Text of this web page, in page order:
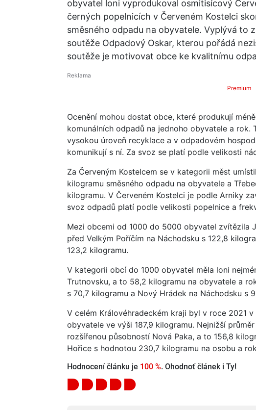
obyvatel loni vyprodukoval osmitisícový
černých popelnicích v Červeném Kostelci
směsného odpadu na obyvatele. Vyplývá to
soutěže Odpadový Oskar, kterou pořádá
soutěže je motivovat obce ke kvalitnímu
Premium
Ocenění mohou dostat obce, které produkují
komunálních odpadů na jednoho obyvatele a
vysokou úroveň recyklace a v odpadovém
komunikují s ní. Za svoz se platí podle velikosti
Za Červeným Kostelcem se v kategorii měst
kilogramu směsného odpadu na obyvatele a
kilogramu. V Červeném Kostelci je podle Arniky
svoz odpadů platí podle velikosti popelnice a
Mezi obcemi od 1000 do 5000 obyvatel zvítězila
před Velkým Poříčím na Náchodsku s 122,8
123,2 kilogramu.
V kategorii obcí do 1000 obyvatel měla loni
Trutnovsku, a to 58,2 kilogramu na obyvatele a
s 70,7 kilogramu a Nový Hrádek na Náchodsku s
V celém Královéhradeckém kraji byl v roce 2021
obyvatele ve výši 187,9 kilogramu. Nejnižší
rozšířenou působností Nová Paka, a to 156,8
Hořice s hodnotou 230,7 kilogramu na osobu a
Hodnocení článku je 100 %. Ohodnoť článek i Ty!